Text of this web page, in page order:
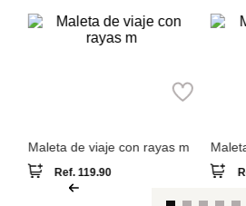
Maleta de viaje con rayas m
Ref.119.90